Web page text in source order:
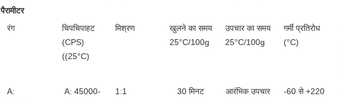
पैरामीटर
रंग
चिपचिपाहट
(CPS)
((25°C)
मिश्रण
खुलने का समय
25°C/100g
उपचार का समय
25°C/100g
गर्मी प्रतिरोध
(°C)
A:
A: 45000-
1:1 30 मिनट
आरंभिक उपचार
-60 से +220